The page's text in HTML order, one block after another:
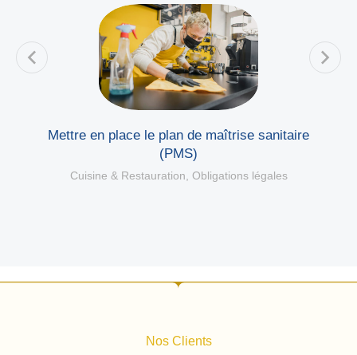
Mettre en place le plan de maîtrise sanitaire
(PMS)
Cuisine & Restauration Obligations légales
Nos Clients